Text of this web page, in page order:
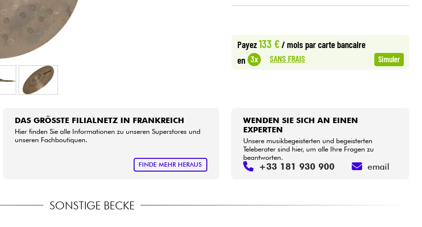
Payez133 €/ mois par carte bancaire
en 3x SANS FRAIS Simuler
DAS GRÖSSTE FILIALNETZ IN FRANKREICH
Hier finden Sie alle Informationen zu unseren Superstores und
unseren Fachboutiquen.
FINDE MEHR HERAUS
WENDEN SIE SICH AN EINEN
EXPERTEN
Unsere musikbegeisterten und begeisterten
Teleberater sind hier, um alle Ihre Fragen zu
beantworten.
+33 181 930 900 email
SONSTIGE BECKE